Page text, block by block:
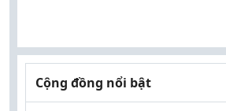
Cộng đồng nổi bật